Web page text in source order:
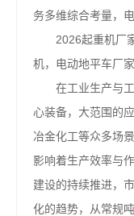
务多维综合考量，
2026起重机厂家
机，电动地平车厂
在工业生产与工
心装备，大范围的
冶金化工等众多场
影响着生产效率与
建设的持续推进，
化的趋势，从常规